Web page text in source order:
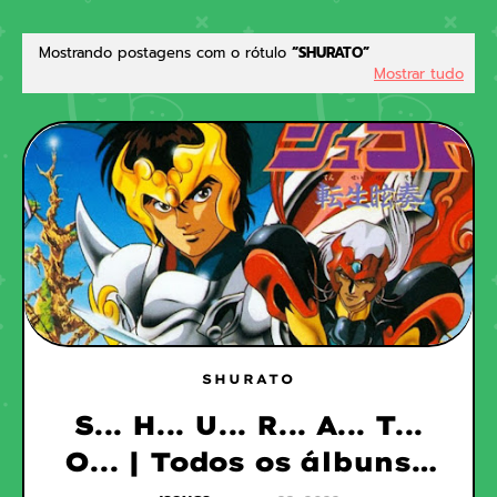
Mostrando postagens com o rótulo SHURATO
Mostrar tudo
SHURATO
S... H... U... R... A... T...
O... | Todos os álbuns |